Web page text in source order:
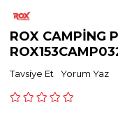
ROX CAMPİNG
Tavsiye Et Yorum Yaz